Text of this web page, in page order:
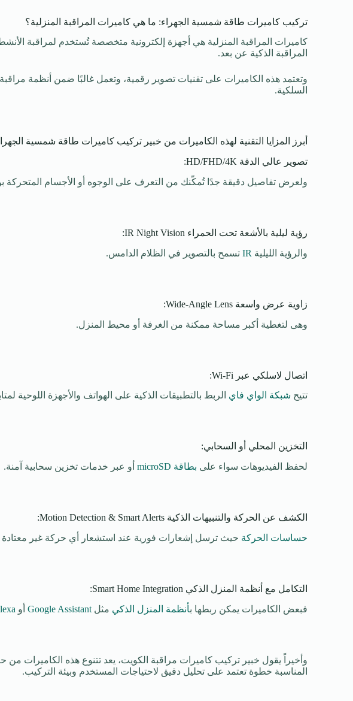
تركيب كاميرات طاقة شمسية الجهراء: ما هي كاميرات المراقبة المنزلية؟
كاميرات المراقبة المنزلية هي أجهزة إلكترونية متخصصة تُستخدم لمراقبة
المراقبة الذكية عن بعد.
وتعتمد هذه الكاميرات على تقنيات تصوير رقمية، وتعمل غالبًا ضمن أنظمة
السلكية.
أبرز المزايا التقنية لهذه الكاميرات من خبير تركيب كاميرات طاقة شمسية
تصوير عالي الدقة HD/FHD/4K:
ولعرض تفاصيل دقيقة جدًا تُمكّنك من التعرف على الوجوه أو الأجسام المتحركة
رؤية ليلية بالأشعة تحت الحمراء IR Night Vision:
والرؤية الليلية IR تسمح بالتصوير في الظلام الدامس.
زاوية عرض واسعة Wide-Angle Lens:
وهى لتغطية أكبر مساحة ممكنة من الغرفة أو محيط المنزل.
اتصال لاسلكي عبر Wi-Fi:
تتيح شبكة الواي فاي الربط بالتطبيقات الذكية على الهواتف والأجهزة اللوحية
التخزين المحلي أو السحابي:
لحفظ الفيديوهات سواء على بطاقة microSD أو عبر خدمات تخزين سحابية آمنة.
الكشف عن الحركة والتنبيهات الذكية Motion Detection & Smart Alerts:
حساسات الحركة حيث ترسل إشعارات فورية عند استشعار أي حركة غير معتادة
التكامل مع أنظمة المنزل الذكي Smart Home Integration:
فبعض الكاميرات يمكن ربطها بأنظمة المنزل الذكي مثلGoogle Assistant أو
وأخيراً يقول خبير تركيب كاميرات مراقبة الكويت، يعد تتنوع هذه الكاميرات من
المناسبة خطوة تعتمد على تحليل دقيق لاحتياجات المستخدم وبيئة التركيب.